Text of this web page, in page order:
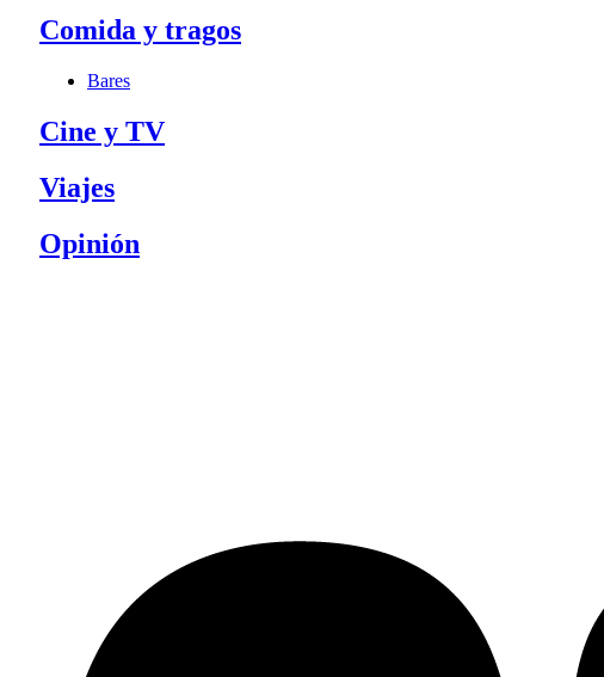
Comida y tragos
Bares
Cine y TV
Viajes
Opinión